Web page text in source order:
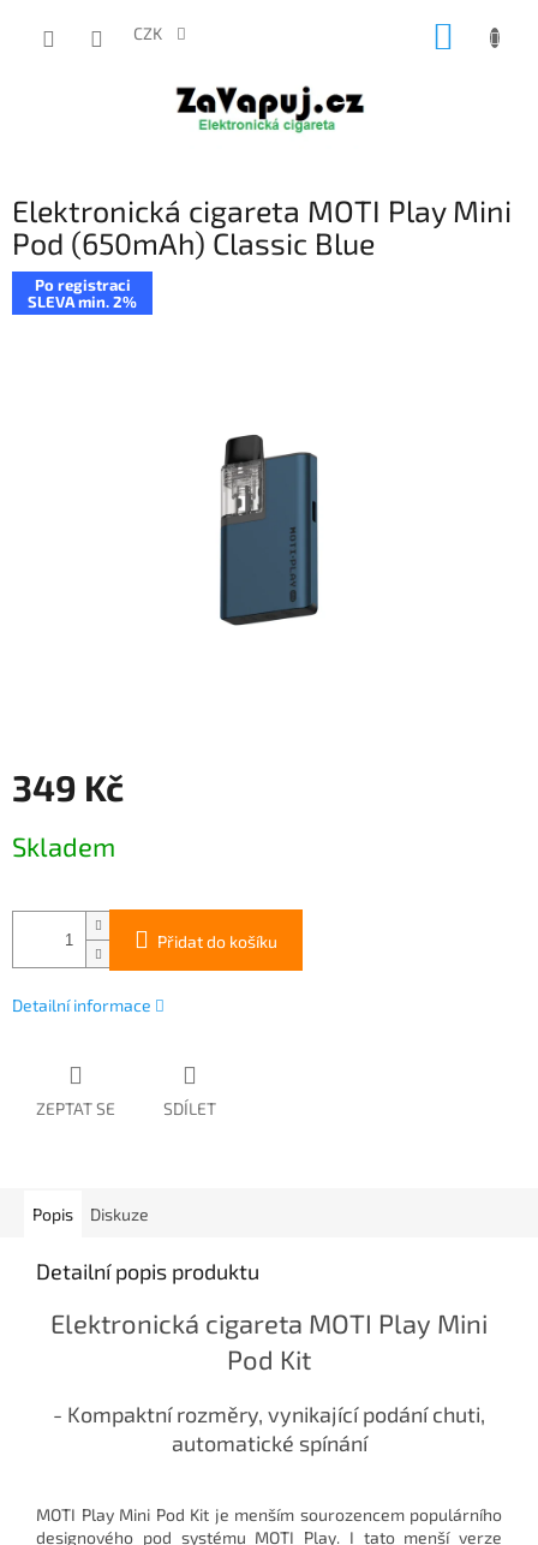
CZK
Elektronická cigareta MOTI Play Mini
Pod (650mAh) Classic Blue
Po registraci
SLEVA min. 2%
349 Kč
cena:
Skladem
Přidat do košíku
Detailní informace
ZEPTAT SE SDÍLET
Popis Diskuze
Detailní popis produktu
Elektronická cigareta MOTI Play Mini
Pod Kit
- Kompaktní rozměry, vynikající podání chuti,
automatické spínání
MOTI Play Mini Pod Kit je menším sourozencem populárního
designového pod systému MOTI Play. I tato menší verze